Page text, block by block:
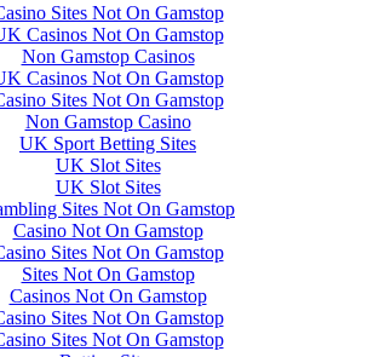
Sites Not On Gamstop
Casinos Not On Gamstop
Non Gamstop Casinos
Casinos Not On Gamstop
Sites Not On Gamstop
Non Gamstop Casino
UK Sport Betting Sites
UK Slot Sites
UK Slot Sites
Sites Not On Gamstop
Casino Not On Gamstop
Sites Not On Gamstop
Sites Not On Gamstop
Casinos Not On Gamstop
Sites Not On Gamstop
Sites Not On Gamstop